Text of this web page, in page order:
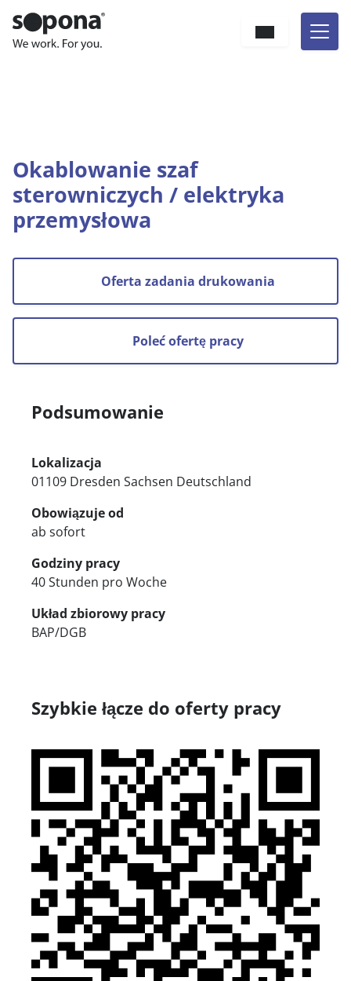
Hauptnavigation
Zum Inhalt
Sprache
Okablowanie szaf
sterowniczych / elektryka
przemysłowa
Oferta zadania drukowania
Poleć ofertę pracy
Podsumowanie
Lokalizacja
01109 Dresden Sachsen Deutschland
Obowiązuje od
ab sofort
Godziny pracy
40 Stunden pro Woche
Układ zbiorowy pracy
BAP/DGB
Szybkie łącze do oferty pracy